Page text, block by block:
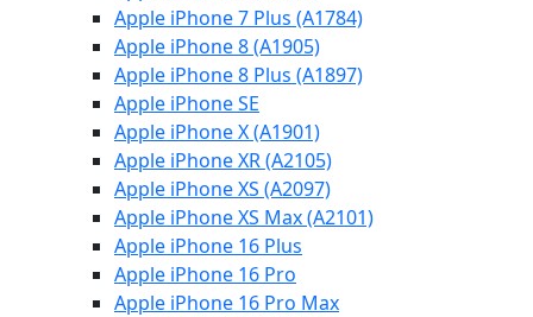
Apple iPhone 7 Plus (A1784)
Apple iPhone 8 (A1905)
Apple iPhone 8 Plus (A1897)
Apple iPhone SE
Apple iPhone X (A1901)
Apple iPhone XR (A2105)
Apple iPhone XS (A2097)
Apple iPhone XS Max (A2101)
Apple iPhone 16 Plus
Apple iPhone 16 Pro
Apple iPhone 16 Pro Max